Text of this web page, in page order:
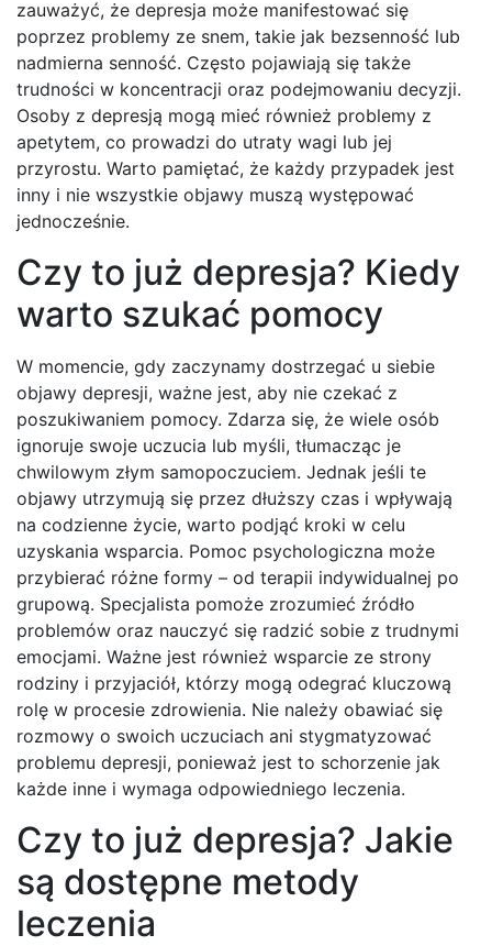
zauważyć, że depresja może manifestować się
poprzez problemy ze snem, takie jak bezsenność lub
nadmierna senność. Często pojawiają się także
trudności w koncentracji oraz podejmowaniu decyzji.
Osoby z depresją mogą mieć również problemy z
apetytem, co prowadzi do utraty wagi lub jej
przyrostu. Warto pamiętać, że każdy przypadek jest
inny i nie wszystkie objawy muszą występować
jednocześnie.
Czy to już depresja? Kiedy
warto szukać pomocy
W momencie, gdy zaczynamy dostrzegać u siebie
objawy depresji, ważne jest, aby nie czekać z
poszukiwaniem pomocy. Zdarza się, że wiele osób
ignoruje swoje uczucia lub myśli, tłumacząc je
chwilowym złym samopoczuciem. Jednak jeśli te
objawy utrzymują się przez dłuższy czas i wpływają
na codzienne życie, warto podjąć kroki w celu
uzyskania wsparcia. Pomoc psychologiczna może
przybierać różne formy – od terapii indywidualnej po
grupową. Specjalista pomoże zrozumieć źródło
problemów oraz nauczyć się radzić sobie z trudnymi
emocjami. Ważne jest również wsparcie ze strony
rodziny i przyjaciół, którzy mogą odegrać kluczową
rolę w procesie zdrowienia. Nie należy obawiać się
rozmowy o swoich uczuciach ani stygmatyzować
problemu depresji, ponieważ jest to schorzenie jak
każde inne i wymaga odpowiedniego leczenia.
Czy to już depresja? Jakie
są dostępne metody
leczenia